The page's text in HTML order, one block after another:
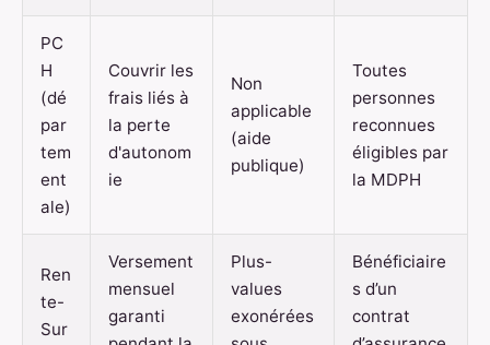
PC
H
(dé
par
tem
ent
ale)
Couvrir les
frais liés à
la perte
d'autonom
ie
Non
applicable
(aide
publique)
Toutes
personnes
reconnues
éligibles par
la MDPH
Ren
te-
Sur
Versement
mensuel
garanti
Plus-
values
exonérées
Bénéficiaire
s d’un
contrat